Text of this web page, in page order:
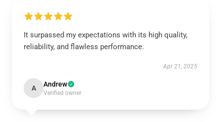
It surpassed my expectations with its high quality,
reliability, and flawless performance.
Apr 21, 2025
A Andrew
Verified owner